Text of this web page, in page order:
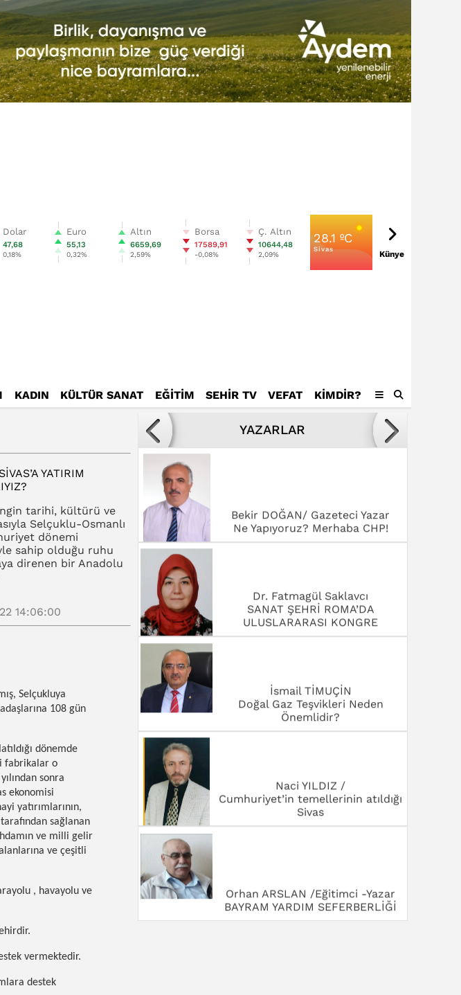
Dolar
47,68
0,18%
Euro
55,13
0,32%
Altın
6659,69
2,59%
Borsa
17589,91
-0,08%
Ç. Altın
10644,48
2,09%
28.1 ºC
Sivas
Künye
KADIN KÜLTÜR SANAT EĞİTİM SEHİR TV VEFAT KIMDIR?
YATIRIM
tarihi, kültürü ve
Selçuklu-Osmanlı
dönemi
sahip olduğu ruhu
direnen bir Anadolu
14:06:00
Selçukluya
108 gün
dönemde
fabrikalar o
sonra
ekonomisi
yatırımlarının,
sağlanan
ve milli gelir
ve çeşitli
, havayolu ve
vermektedir.
destek
YAZARLAR
Avukat Mustafa Tamer
Kötülükler ve kötüler karşısında
yenilmek,
Bekir DOĞAN/ Gazeteci Yazar
Ne Yapıyoruz? Merhaba CHP!
Dr. Fatmagül Saklavcı
SANAT ŞEHRİ ROMA’DA
ULUSLARARASI KONGRE
İsmail TİMUÇİN
Doğal Gaz Teşvikleri Neden
Önemlidir?
Naci YILDIZ /
Cumhuriyet’in temellerinin atıldığı
Sivas
Orhan ARSLAN /Eğitimci -Yazar
BAYRAM YARDIM SEFERBERLİĞİ